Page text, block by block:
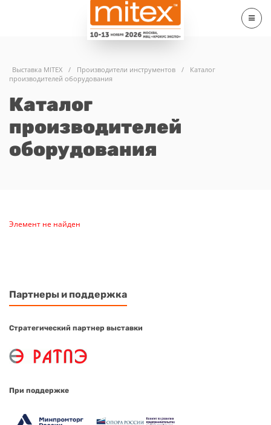
Выставка MITEX / Производители инструментов /
Каталог
производителей оборудования
Каталог
производителей
оборудования
Элемент не найден
Партнеры и поддержка
Стратегический партнер выставки
При поддержке